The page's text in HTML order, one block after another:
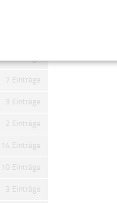
7 Einträge
9 Einträge
2 Einträge
14 Einträge
10 Einträge
3 Einträge